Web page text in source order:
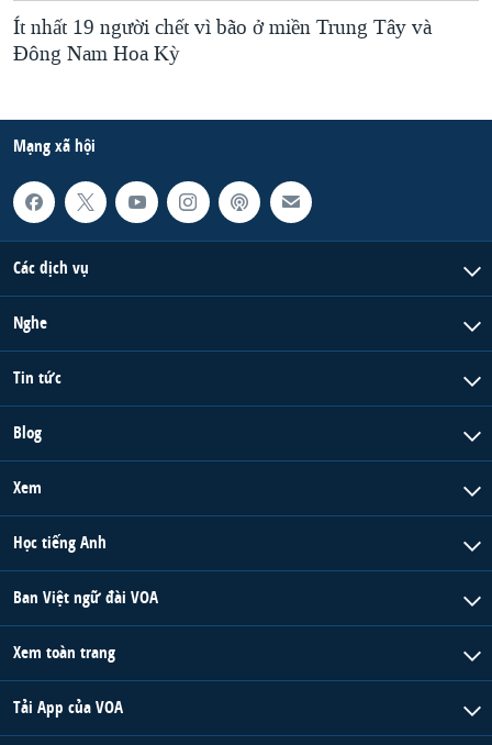
Ít nhất 19 người chết vì bão ở miền Trung Tây và
Đông Nam Hoa Kỳ
Mạng xã hội
Các dịch vụ
Nghe
Tin tức
Blog
Xem
Học tiếng Anh
Ban Việt ngữ đài VOA
Xem toàn trang
Tải App của VOA